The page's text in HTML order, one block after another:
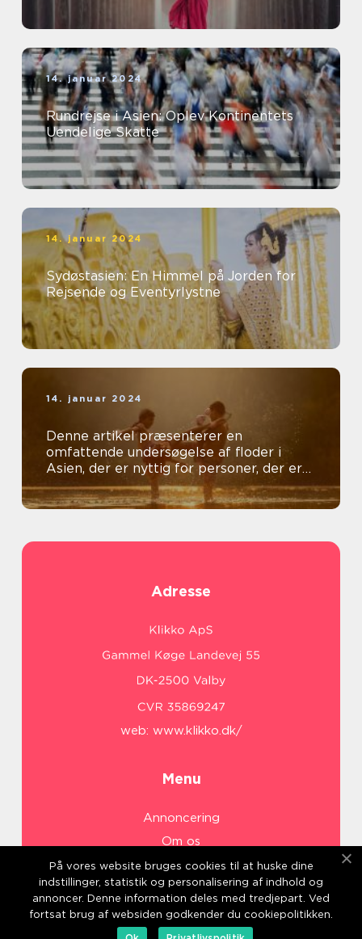
14. januar 2024
Rundrejse i Asien: Oplev Kontinentets
Uendelige Skatte
14. januar 2024
Sydøstasien: En Himmel på Jorden for
Rejsende og Eventyrlystne
14. januar 2024
Denne artikel præsenterer en
omfattende undersøgelse af floder i
Asien, der er nyttig for personer, der er
generelt interesseret i emnet
Adresse
web: www.klikko.dk/
Menu
Annoncering
Om os
Cookies
Kontakt os
Sitemap
På vores website bruges cookies til at huske dine
indstillinger, statistik og personalisering af indhold og
annoncer. Denne information deles med tredjepart. Ved
fortsat brug af websiden godkender du cookiepolitikken.